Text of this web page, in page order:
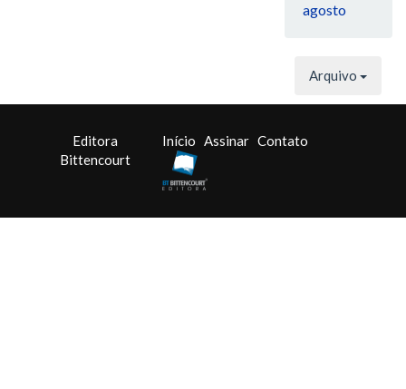
agosto
Arquivo
Editora
Bittencourt
Início Assinar Contato